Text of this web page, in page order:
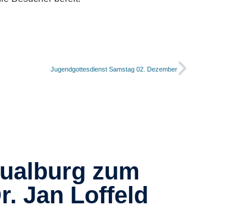
Jugendgottesdienst Samstag 02. Dezember
zum
Jan Loffeld